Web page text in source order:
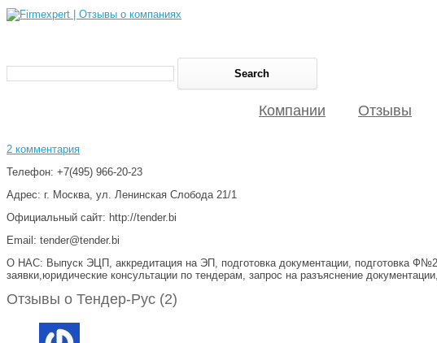
Компании Отзывы
2 комментария
Телефон: +7(495) 966-20-23
Адрес: г. Москва, ул. Ленинская Слобода 21/1
Официальный сайт: http://tender.bi
Email: tender@tender.bi
О НАС: Выпуск ЭЦП, аккредитация на ЭП, подготовка документации, подготовка
заявки,юридические консультации по тендерам, запрос на разъяснение
Отзывы о Тендер-Рус (2)